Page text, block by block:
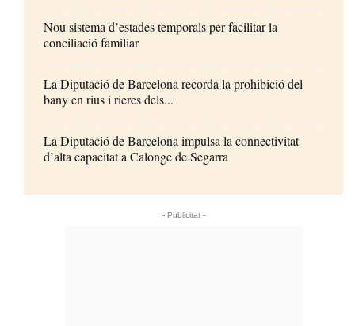
Nou sistema d’estades temporals per facilitar la
conciliació familiar
La Diputació de Barcelona recorda la prohibició del
bany en rius i rieres dels...
La Diputació de Barcelona impulsa la connectivitat
d’alta capacitat a Calonge de Segarra
- Publicitat -